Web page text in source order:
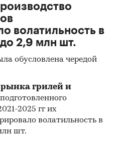
СМИ
мобильных
одежды
волатильность в
2,9 млн шт.
обусловлена чередой
грилей и
подготовленного
2025 гг их
волатильность в
шт.